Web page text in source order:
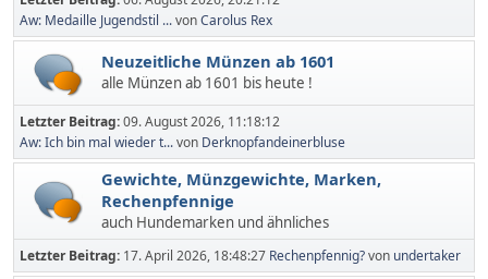
Aw: Medaille Jugendstil ...vonCarolus Rex
Neuzeitliche Münzen ab 1601
alle Münzen ab 1601 bis heute !
Letzter Beitrag:09. August 2026, 11:18:12
Aw: Ich bin mal wieder t...von Derknopfandeinerbluse
Gewichte, Münzgewichte, Marken,
Rechenpfennige
auch Hundemarken und ähnliches
Letzter Beitrag: 17. April 2026, 18:48:27 Rechenpfennig?von undertaker